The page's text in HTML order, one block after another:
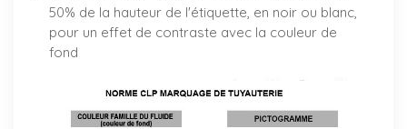
50% de la hauteur de l'étiquette, en noir ou blanc,
pour un effet de contraste avec la couleur de
fond